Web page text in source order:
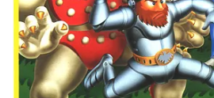
à la création des jeux dont je
pour le fun. En 2007, après un
infructueuses, j’ai commencé à
de taille plus modeste, et en 2008
jeu complet (8Bit Killer). Depuis
ami (le légendaire compositeur
collection de jeux “classiques”